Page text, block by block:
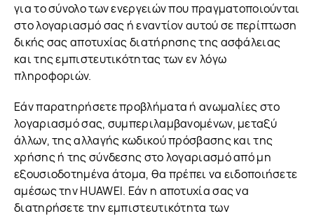
για το σύνολο των ενεργειών που πραγματοποιούνται
στο λογαριασμό σας ή εναντίον αυτού σε περίπτωση
δικής σας αποτυχίας διατήρησης της ασφάλειας
και της εμπιστευτικότητας των εν λόγω
πληροφοριών.
Εάν παρατηρήσετε προβλήματα ή ανωμαλίες στο
λογαριασμό σας, συμπεριλαμβανομένων, μεταξύ
άλλων, της αλλαγής κωδικού πρόσβασης και της
χρήσης ή της σύνδεσης στο λογαριασμό από μη
εξουσιοδοτημένα άτομα, θα πρέπει να ειδοποιήσετε
αμέσως την HUAWEI. Εάν η αποτυχία σας να
διατηρήσετε την εμπιστευτικότητα των